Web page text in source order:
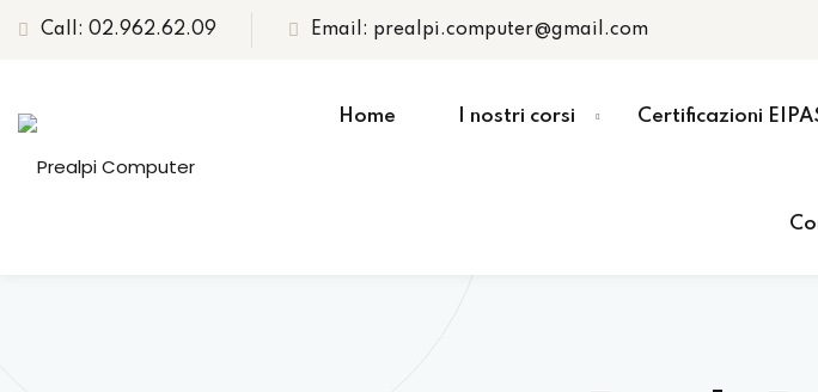
Call: 02.962.62.09 Email: prealpi.computer@gmail.com
Home I nostri corsi Certificazioni